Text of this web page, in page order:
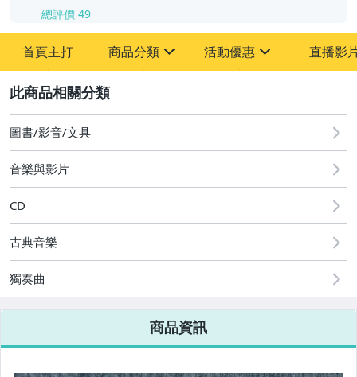
總評價 49
首頁主打 商品分類
其它
活動優惠
[全店] 粉絲專享
[全店] 週年慶
直播影
圖書/影音/文具
音樂與影片
CD
古典音樂
獨奏曲
商品資訊